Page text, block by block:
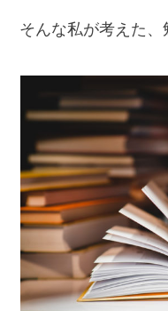
そんな私が考えた、